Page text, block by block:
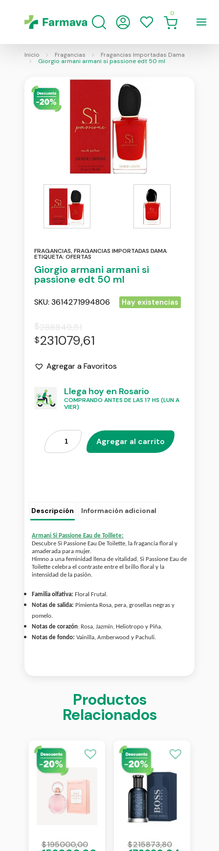
0
Inicio Fragancias
Fragancias Importadas Dama
Giorgio armani armani si passione edt 50 ml
FRAGANCIAS,FRAGANCIAS IMPORTADAS DAMA
ETIQUETA: OFERTAS
Giorgio armani armani si
passione edt 50 ml
SKU: 3614271994806 Hay existencias
$288849,51
$231079,61
Agregar a Favoritos
Llega hoy en Rosario
COMPRANDO ANTES DE LAS 17 HS (LUN A
VIER)
Agregar al carrito
Descripción Información adicional
Armani Si Passione Eau de Toillete:
Descubre Sì Passione Eau De Toilette, la fragancia floral y
amaderada para mujer.
Himno a una feminidad llena de vitalidad, Sì Passione Eau de
Toilette celebra el contraste entre el brillo floral y la
intensidad de la pasión.
Familia olfativa: Floral Frutal.
Notas de salida: Pimienta Rosa, pera, grosellas negras y
pomelo.
Notas de corazón: Rosa, Jazmín, Heliotropo y Piña.
Notas de fondo: Vainilla, Amberwood y Pachuli.
Productos
Relacionados
$195000,00 $215873,80